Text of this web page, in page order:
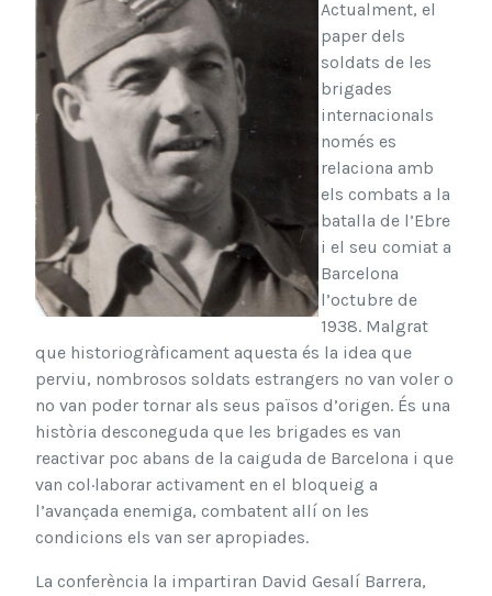
Actualment, el
paper dels
soldats de les
bri­gades
internacionals
només es
relaciona amb
els combats a la
batalla de l’Ebre
i el seu comiat a
Barcelo­na
l’octubre de
1938. Malgrat
que historiogràficament aquesta és la idea que
perviu, nombrosos soldats estrangers no van voler o
no van poder tornar als seus paï­sos d’origen. És una
història desconeguda que les brigades es van
reactivar poc abans de la caiguda de Barcelona i que
van col·labo­rar activament en el bloqueig a
l’avançada enemiga, combatent allí on les
condicions els van ser apropiades.
La conferència la impartiran David Gesalí Barrera,